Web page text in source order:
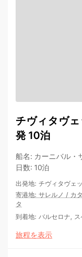
チヴィタヴ
発 10泊
船名: カーニバル・
日数: 10泊
出発地: チヴィタヴェ
寄港地: サレルノ / カ
タ
到着地: バルセロナ, ス
旅程を表示